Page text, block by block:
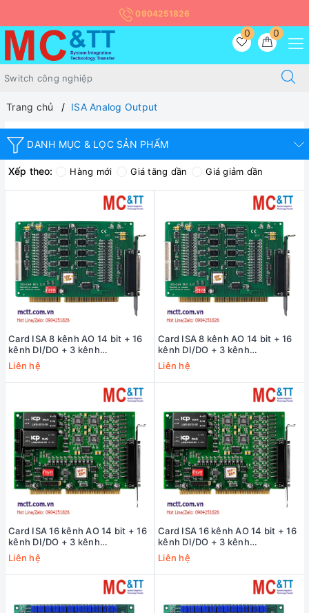
0904251826
0
0
Trang chủ ISA Analog Output
DANH MỤC & LỌC SẢN PHẨM
Xếp theo: Hàng mới Giá tăng dần Giá giảm dần
Card ISA 8 kênh AO 14 bit + 16
kênh DI/DO + 3 kênh
Timer/Counter/Frequency ICP
DAS ISO-DA8/S CR
Liên hệ
Card ISA 8 kênh AO 14 bit + 16
kênh DI/DO + 3 kênh
Timer/Counter/Frequency ICP
DAS ISO-DA8 CR
Liên hệ
Card ISA 16 kênh AO 14 bit + 16
kênh DI/DO + 3 kênh
Timer/Counter/Frequency ICP
DAS ISO-DA16/S CR
Liên hệ
Card ISA 16 kênh AO 14 bit + 16
kênh DI/DO + 3 kênh
Timer/Counter/Frequency ICP
DAS ISO-DA16 CR
Liên hệ